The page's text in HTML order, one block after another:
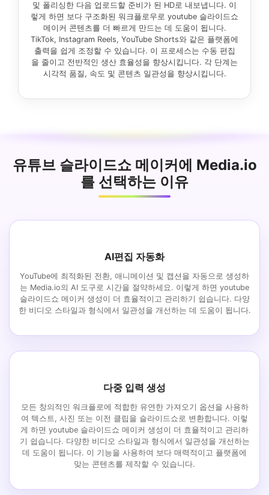
및 폴리싱한 다음 업로드할 준비가 된 HD로 내보냅니다. 이
렇게 하면 보다 구조화된 워크플로우로 youtube 슬라이드쇼
메이커 콘텐츠를 더 빠르게 만드는 데 도움이 됩니다.
TikTok, Instagram Reels, YouTube Shorts와 같은 플랫폼에
출력을 쉽게 조정할 수 있습니다. 이 프로세스는 수동 편집
을 줄이고 전반적인 생산 효율성을 향상시킵니다. 각 단계는
시각적 품질, 속도 및 콘텐츠 일관성을 향상시킵니다.
유튜브 슬라이드쇼 메이커에 Media.io
를 선택하는 이유
AI편집 자동화
YouTube에 최적화된 전환, 애니메이션 및 캡션을 자동으로 생성하
는 Media.io의 AI 도구로 시간을 절약하세요. 이렇게 하면 youtube
슬라이드쇼 메이커 생성이 더 효율적이고 관리하기 쉽습니다. 다양
한 비디오 스타일과 형식에서 일관성을 개선하는 데 도움이 됩니다.
다중 입력 생성
모든 창의적인 워크플로에 적합한 유연한 가져오기 옵션을 사용하
여 텍스트, 사진 또는 이전 클립을 슬라이드쇼로 변환합니다. 이렇
게 하면 youtube 슬라이드쇼 메이커 생성이 더 효율적이고 관리하
기 쉽습니다. 다양한 비디오 스타일과 형식에서 일관성을 개선하는
데 도움이 됩니다. 이 기능을 사용하여 보다 매력적이고 플랫폼에
맞는 콘텐츠를 제작할 수 있습니다.